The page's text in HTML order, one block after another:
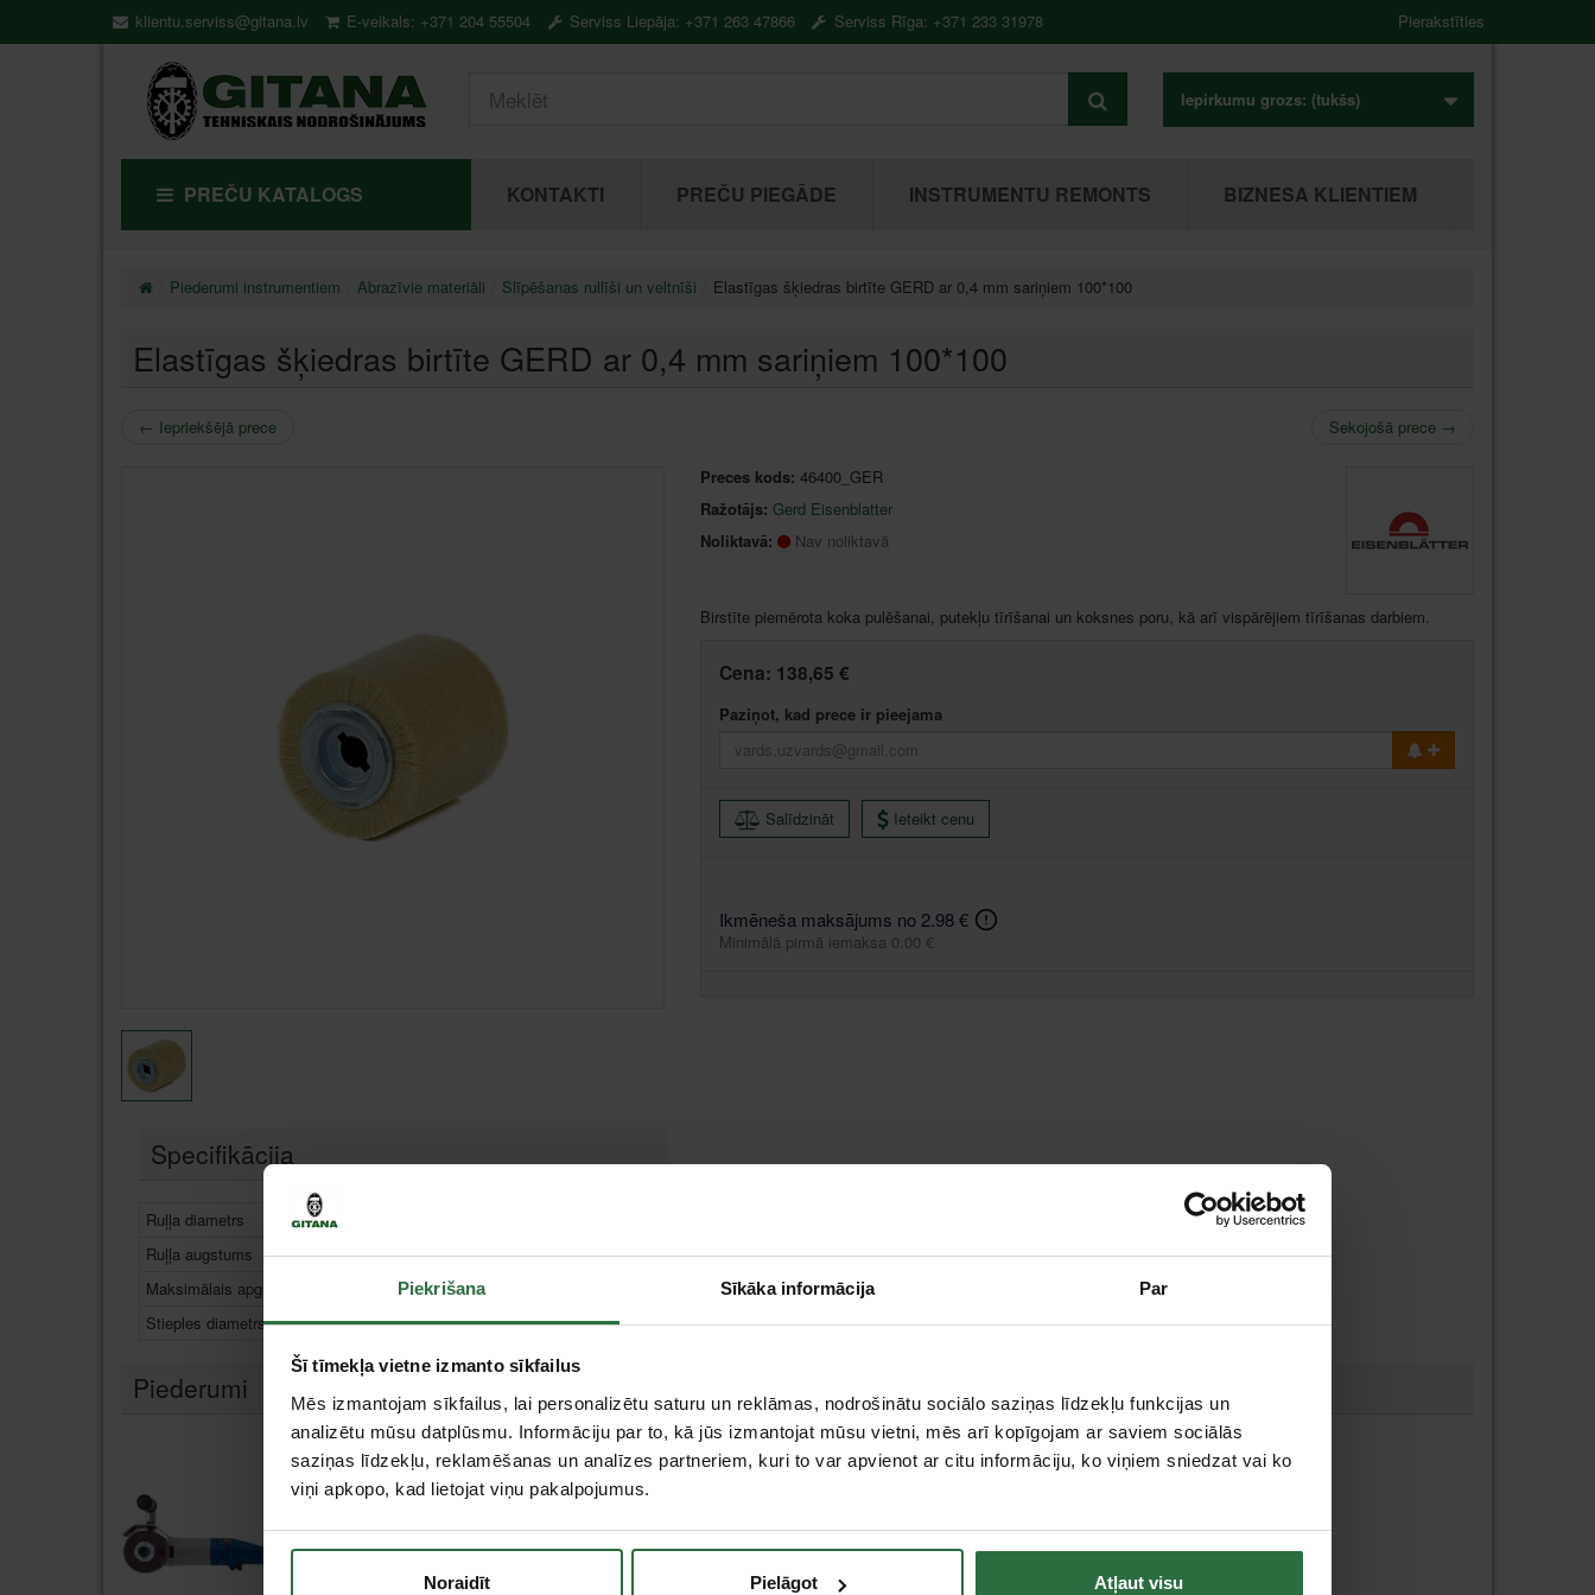
Piekrišana Sīkāka informācija Par
Šī tīmekļa vietne izmanto sīkfailus
Mēs izmantojam sīkfailus, lai personalizētu saturu un reklāmas, nodrošinātu sociālo saziņas līdzekļu funkcijas un
analizētu mūsu datplūsmu. Informāciju par to, kā jūs izmantojat mūsu vietni, mēs arī kopīgojam ar saviem sociālās
saziņas līdzekļu, reklamēšanas un analīzes partneriem, kuri to var apvienot ar citu informāciju, ko viņiem sniedzat vai ko
viņi apkopo, kad lietojat viņu pakalpojumus.
Noraidīt Pielāgot Atļaut visu
klientu.serviss@gitana.lv E-veikals: +371 204 55504 Serviss Liepāja: +371 263 47866 Serviss Rīga: +371 233 31978 Pierakstīties
Iepirkumu grozs: (tukšs)
PREČU KATALOGS KONTAKTI PREČU PIEGĀDE INSTRUMENTU REMONTS BIZNESA KLIENTIEM
Piederumi instrumentiem Abrazīvie materiāli Slīpēšanas rullīši un veltnīši Elastīgas šķiedras birtīte GERD ar 0,4 mm sariņiem 100*100
Elastīgas šķiedras birtīte GERD ar 0,4 mm sariņiem 100*100
← Iepriekšējā prece Sekojošā prece →
Preces kods: 46400_GER
Ražotājs: Gerd Eisenblatter
Noliktavā:
Nav noliktavā
Birstīte piemērota koka pulēšanai, putekļu tīrīšanai un koksnes poru, kā arī vispārējiem tīrīšanas darbiem.
Cena: 138,65 €
Paziņot, kad prece ir pieejama
Salīdzināt Ieteikt cenu
Ikmēneša maksājums no 2.98 €
Minimālā pirmā iemaksa 0.00 €
Specifikācija
Ruļļa diametrs
Ruļļa augstums
100 mm
Maksimālais apgriezienu skaits
Stieples diametrs
0,4 mm
Piederumi